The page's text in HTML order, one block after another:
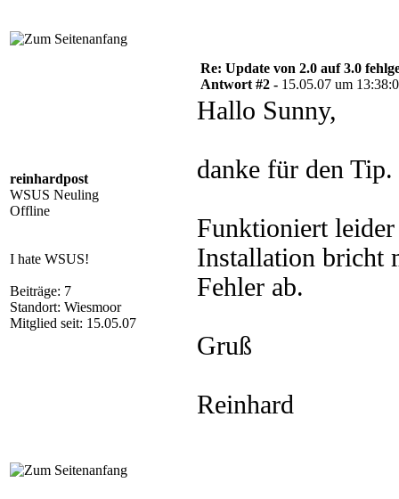
reinhardpost
WSUS Neuling
Offline
I hate WSUS!
Beiträge: 7
Standort: Wiesmoor
Mitglied seit: 15.05.07
Re: Update von 2.0 auf 3.0
Antwort #2 - 15.05.07 um
Hallo Sunny,
danke für den Tip.
Funktioniert
Installation bricht
Fehler ab.
Gruß
Reinhard